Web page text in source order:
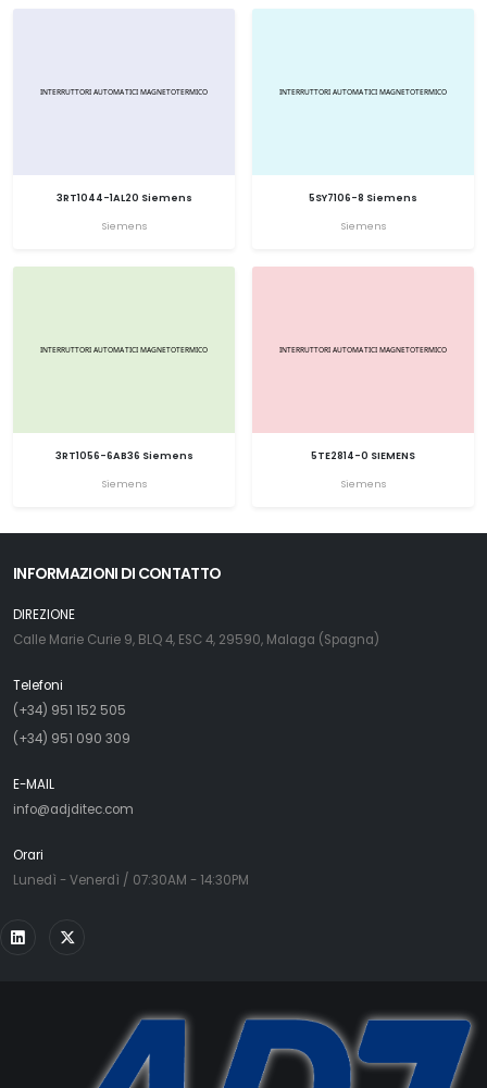
3RT1044-1AL20 Siemens
Siemens
5SY7106-8 Siemens
Siemens
3RT1056-6AB36 Siemens
Siemens
5TE2814-0 SIEMENS
Siemens
INFORMAZIONI DI CONTATTO
DIREZIONE
Calle Marie Curie 9, BLQ 4, ESC 4, 29590, Malaga (Spagna)
Telefoni
(+34) 951 152 505
(+34) 951 090 309
E-MAIL
info@adjditec.com
Orari
Lunedì - Venerdì / 07:30AM - 14:30PM